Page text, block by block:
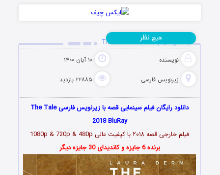
دانلود فیلم قصه The Tale 2018
نویسنده ۱۰ آبان ۱۴۰۰
زیرنویس فارسی ۲۲۸۸۵ بازدید
هیچ نظر
دانلود رایگان فیلم سینمایی قصه با زیرنویس فارسی The Tale
2018 BluRay
فیلم خارجی قصه ۲۰۱۸ با کیفیت عالی 1080p & 720p & 480p
برنده 6 جایزه و کاندیدای 30 جایزه دیگر